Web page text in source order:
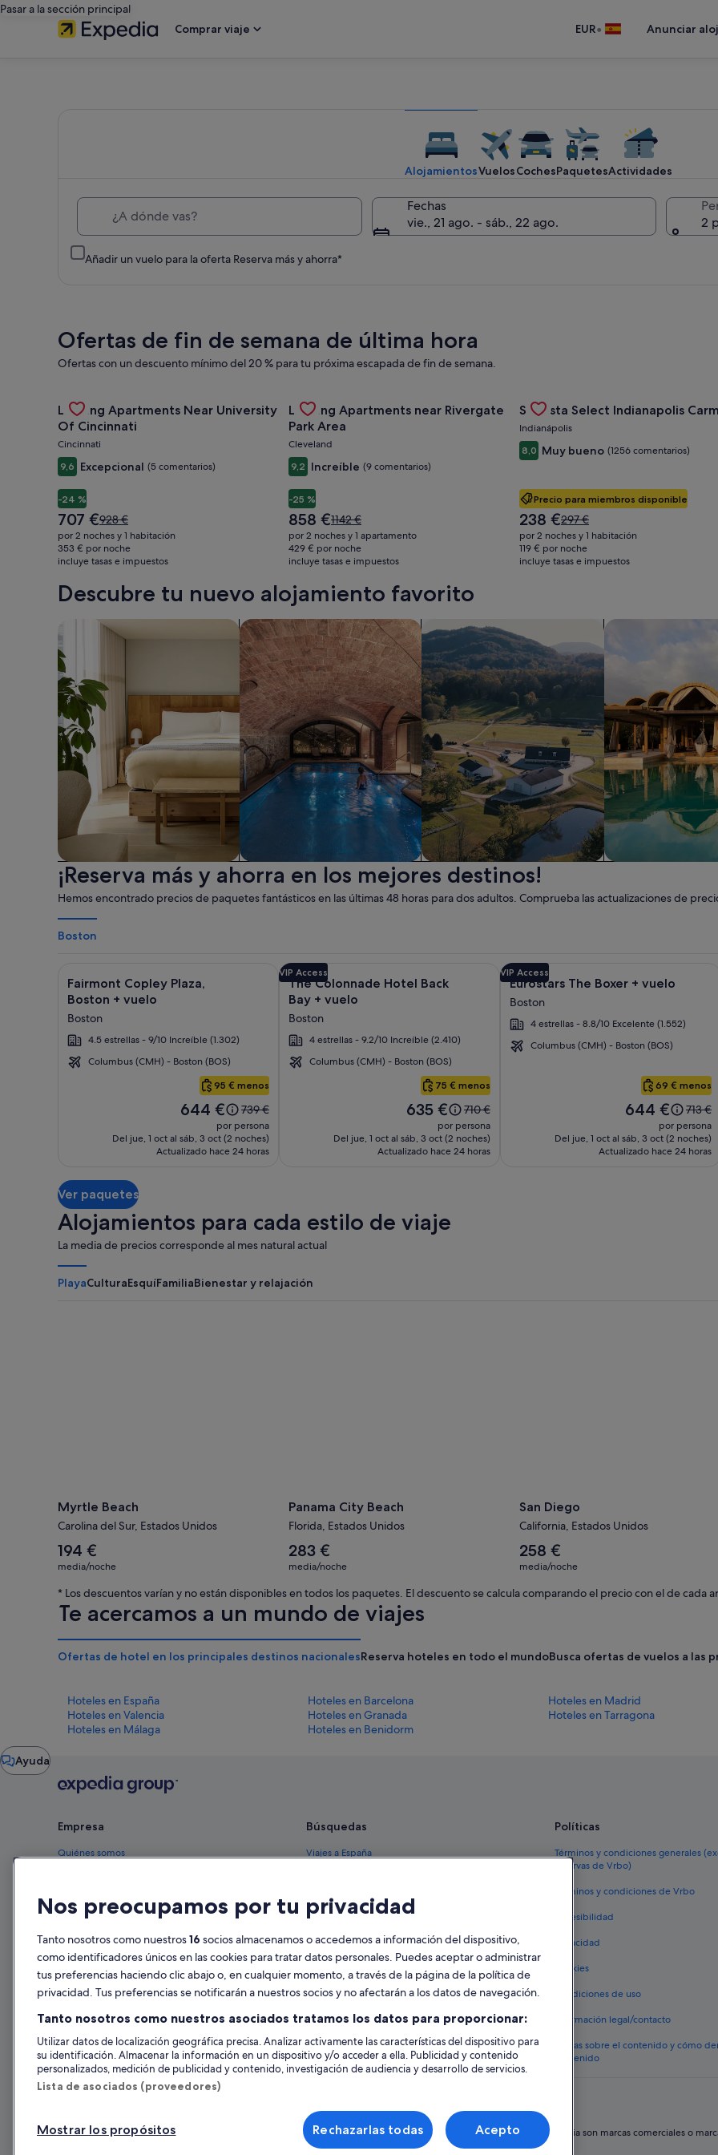
Pasar a la sección principal
Comprar viaje
EUR• Anunciar
vuelos
baratos,
de
alquiler,
actividades
y
paquetes
AlojamientosVuelosCochesPaquetesActividades
Fechas
vie., 21 ago. - sáb., 22 ago.
2
Añadir un vuelo para la oferta Reserva más y ahorra*
Ofertas de fin de semana de última hora
Ofertas con un descuento mínimo del 20 % para tu próxima escapada de fin de semana.
Gallery
Carousel
Landing Apartments Near University
Of Cincinnati
Cincinnati
9,6 Excepcional (5 comentarios)
-24 %
El
precio
actual
es
707 €
707 €El
precio
era
de
consulta
más
información
sobre
928 €
por 2 noches y 1 habitación
353 € por noche
incluye tasas e impuestos
Gallery
Carousel
Landing Apartments near Rivergate
Park Area
Cleveland
9,2 Increíble (9 comentarios)
-25 %
El
precio
actual
es
858 €
858 €El
precio
era
de
consulta
más
información
sobre
la
tarifa
estándar.
1142 €
por 2 noches y 1 apartamento
429 € por noche
incluye tasas e impuestos
Gallery
Carousel
Sonesta Select Indianapolis
Indianápolis
8,0 Muy bueno (1256 comentarios)
Precio para miembros disponible
El
precio
actual
es
238 €El
precio
era
de
información
tarifa
estándar.
297 €
por 2 noches y 1 habitación
119 € por noche
incluye tasas e impuestos
Descubre tu nuevo alojamiento favorito
Apartotel
Buscar apartoteles
Spa
Buscar alojamientos con spa en las instalaciones
Granja
Buscar granja Buscar complejos
¡Reserva más y ahorra en los mejores destinos!
Hemos encontrado precios de paquetes fantásticos en las últimas 48 horas para dos adultos. Comprueba las actualizaciones de
Boston
Boston
de
imágenes
de
Fairmont
Copley
Fairmont Copley Plaza,
Boston + vuelo
Boston
4.5 estrellas - 9/10 Increíble (1.302)
Columbus (CMH) - Boston (BOS)
95 € menos
El
es
de
644 €
El
precio
era
de
sobre
tarifa
739 €
por persona
Del jue, 1 oct al sáb, 3 oct (2 noches)
Actualizado hace 24 horas
Haz clic para obtener más información sobre Fairmont Copley Plaza, Boston + vuelo y otros paquetes
Galería
de
imágenes
de
The
Colonnade
VIP Access
The Colonnade Hotel Back
Bay + vuelo
Boston
4 estrellas - 9.2/10 Increíble (2.410)
Columbus (CMH) - Boston (BOS)
75 € menos
El
es
de
635 €
El
precio
era
de
710 €
por persona
Del jue, 1 oct al sáb, 3 oct (2 noches)
Actualizado hace 24 horas
Haz clic para obtener más información sobre The Colonnade Hotel Back
Galería
de
imágenes
de
Eurostars
VIP Access
Eurostars The Boxer + vuelo
Boston
4 estrellas - 8.8/10 Excelente (1.552)
Columbus (CMH) - Boston (BOS)
69 € menos
El
es
de
644 €
El
precio
era
de
713 €
por persona
Del jue, 1 oct al sáb, 3 oct (2 noches)
Actualizado hace 24 horas
Haz clic para obtener más
Ver paquetes
Alojamientos para cada estilo de viaje
La media de precios corresponde al mes natural actual
PlayaCulturaEsquíFamiliaBienestar y relajación
Myrtle Beach
Carolina del Sur, Estados Unidos
El
precio
por
noche
es
194 €
media/noche
Panama City Beach
Florida, Estados Unidos
El
precio
por
noche
es
283 €
media/noche
San Diego
California, Estados Unidos
El
precio
por
258 €
media/noche
* Los descuentos varían y no están disponibles en todos los paquetes. El descuento se calcula comparando el precio con el de cada
Te acercamos a un mundo de viajes
Ofertas de hotel en los principales destinos nacionalesReserva hoteles en todo el mundoBusca ofertas de vuelos a las
Hoteles en España Hoteles en Barcelona Hoteles en Madrid
Hoteles en Valencia
Hoteles en Granada Hoteles en Tarragona
Hoteles en Málaga
Hoteles en Benidorm
Ayuda
Ventana
del
Empresa
Quiénes somos
Anuncia tu alojamiento
Prensa
Búsquedas
Viajes a España
Alquileres vacacionales España
Vuelos baratos en España
Alquiler de coches en España
Políticas
Términos y condiciones generales
reservas de Vrbo)
Términos y condiciones de Vrbo
Accesibilidad
Privacidad
Cookies
Condiciones de uso
Información legal/contacto
Pautas sobre el contenido y cómo
contenido
© 2026 Expedia, Inc., una empresa de Expedia Group. Todos los derechos reservados. Expedia y el logotipo de Expedia son marcas comerciales o
Nos preocupamos por tu privacidad
Tanto nosotros como nuestros16 socios almacenamos o accedemos a información del dispositivo,
como identificadores únicos en las cookies para tratar datos personales. Puedes aceptar o administrar
tus preferencias haciendo clic abajo o, en cualquier momento, a través de la página de la política de
privacidad. Tus preferencias se notificarán a nuestros socios y no afectarán a los datos de navegación.
Tanto nosotros como nuestros asociados tratamos los datos para proporcionar:
Utilizar datos de localización geográfica precisa. Analizar activamente las características del dispositivo para
su identificación. Almacenar la información en un dispositivo y/o acceder a ella. Publicidad y contenido
personalizados, medición de publicidad y contenido, investigación de audiencia y desarrollo de servicios.
Lista de asociados (proveedores)
Mostrar los propósitos Rechazarlas todas Acepto